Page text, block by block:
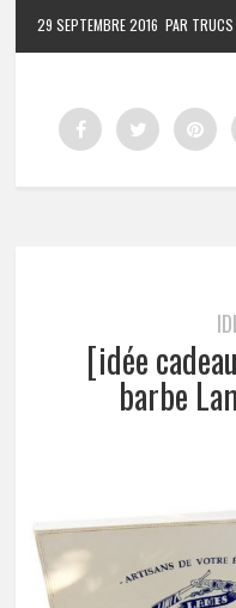
29 SEPTEMBRE 2016 PAR TRUCS
[idée
barbe